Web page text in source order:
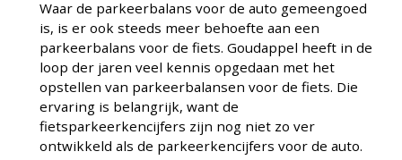
Waar de parkeerbalans voor de auto gemeengoed
is, is er ook steeds meer behoefte aan een
parkeerbalans voor de fiets. Goudappel heeft in de
loop der jaren veel kennis opgedaan met het
opstellen van parkeerbalansen voor de fiets. Die
ervaring is belangrijk, want de
fietsparkeerkencijfers zijn nog niet zo ver
ontwikkeld als de parkeerkencijfers voor de auto.